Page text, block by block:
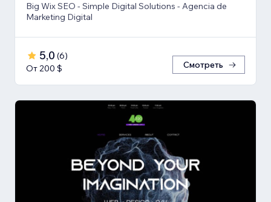
Big Wix SEO - Simple Digital Solutions - Agencia de
Marketing Digital
5,0 (6)
От 200 $
Смотреть